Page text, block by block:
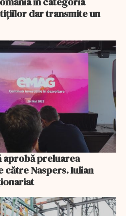
dar transmite un
aprobă preluarea
către Naspers. Iulian